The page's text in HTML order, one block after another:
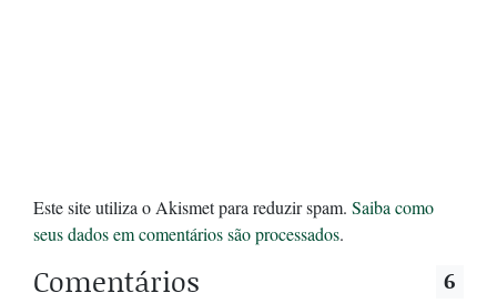
Este site utiliza o Akismet para reduzir spam. Saiba como
seus dados em comentários são processados.
Comentários 6